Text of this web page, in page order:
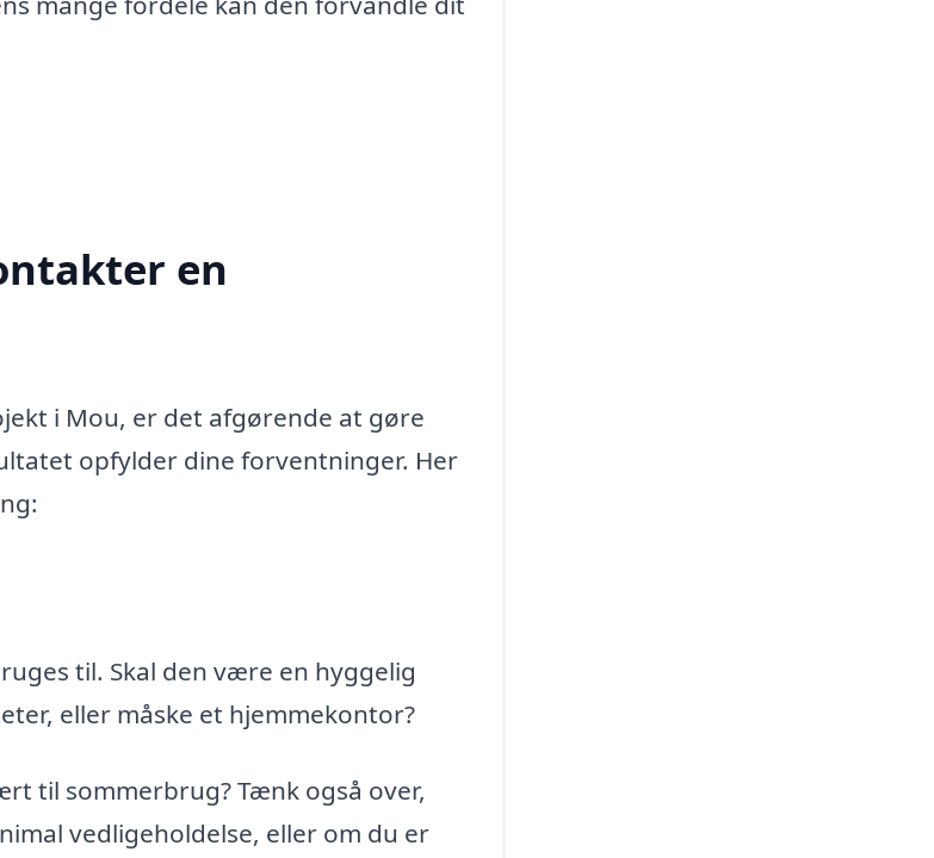
en
i Mou, er det afgørende at gøre
opfylder dine forventninger. Her
til. Skal den være en hyggelig
eller måske et hjemmekontor?
til sommerbrug? Tænk også over,
vedligeholdelse, eller om du er